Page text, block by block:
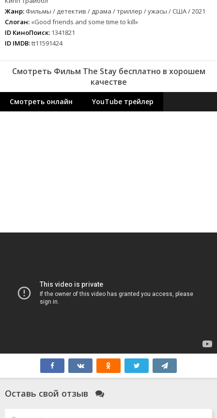
Жанр: Фильмы / детектив / драма / триллер / ужасы / США / 2021
Слоган: «Good friends and some time to kill»
ID КиноПоиск: 1341821
ID IMDB:tt11591424
Смотреть Фильм The Stay бесплатно в хорошем
качестве
Смотреть онлайн YouTube трейлер
Оставь свой отзыв